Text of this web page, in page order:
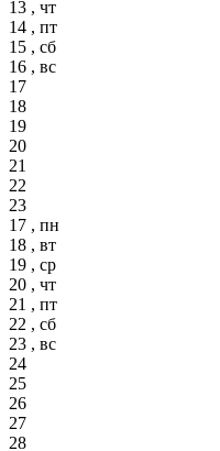
13 , чт
14 , пт
15 , сб
16 , вс
17
18
19
20
21
22
23
17 , пн
18 , вт
19 , ср
20 , чт
21 , пт
22 , сб
23 , вс
24
25
26
27
28